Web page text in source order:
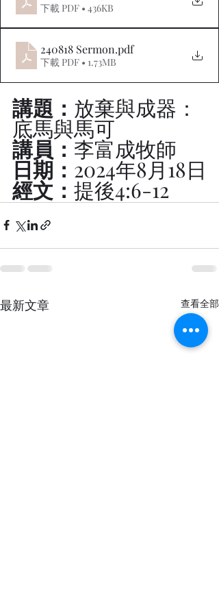
下載 PDF • 436KB
240818 Sermon.pdf
下載 PDF • 1.73MB
講題： 放棄與成器：
底馬與馬可
講員：李富成牧師
日期： 2024年8月18日
經文： 提後4:6-12
最新文章 查看全部